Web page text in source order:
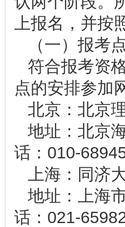
上报名，并
（一）报考
符合报考资
点的安排参加
北京：北京
地址：北京
话：010-
上海：同济
地址：上海
话：021-